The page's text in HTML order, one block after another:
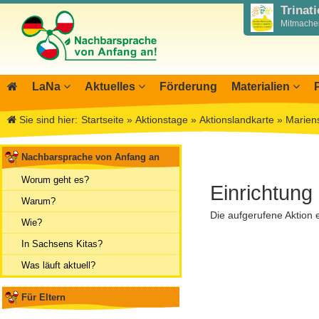
LaNa
Über LaNa
DPJW Zentralstelle
Team
Kontakt
Aktuelles
Blog LaNa
Termine, Veranstaltungen
Feste, Feiertage, Schulferien
Ausschreibungen
Förderung Materialien
Wegweiser NiKiS
Wanderausstellung
Archiv
Aktionstage 2025
Aktionstage 2024
Tag der Nachbarsprachen 2023
Sie sind hier: Startseite » Aktionstage » Aktionslandkarte »
Nachbarsprache von Anfang an
Worum geht es?
Warum?
Wie?
In Sachsens Kitas?
Was läuft aktuell?
Für Eltern
Die aufgerufene Aktion